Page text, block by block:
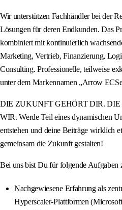
Wir unterstützen Fachhändler bei der
Lösungen für deren Endkunden. Das
kombiniert mit kontinuierlich
Marketing, Vertrieb, Finanzierung,
Consulting. Professionelle, teilweise
unter dem Markennamen „Arrow
DIE ZUKUNFT GEHÖRT DIR.
WIR. Werde Teil eines dynamischen
entstehen und deine Beiträge wirklich
gemeinsam die Zukunft gestalten!
Bei uns bist Du für folgende Aufgaben
Nachgewiesene Erfahrung als
Hyperscaler-Plattformen